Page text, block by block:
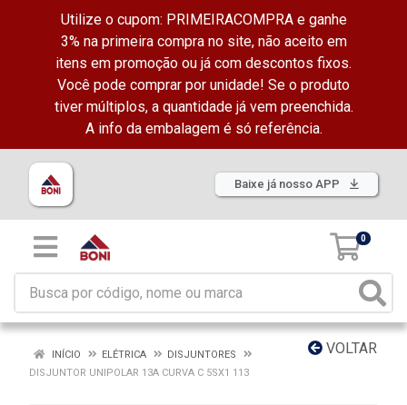
Utilize o cupom: PRIMEIRACOMPRA e ganhe
3% na primeira compra no site, não aceito em
itens em promoção ou já com descontos fixos.
Você pode comprar por unidade! Se o produto
tiver múltiplos, a quantidade já vem preenchida.
A info da embalagem é só referência.
Baixe já nosso APP
0
VOLTAR
INÍCIO ELÉTRICA
DISJUNTORES
DISJUNTOR UNIPOLAR 13A CURVA C 5SX1 113